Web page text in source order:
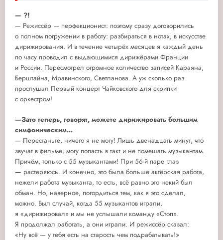
— ?!
— Режиссёр — перфекционист: поэтому сразу договорились
о полном погружении в работу: разбираться в нотах, в искусстве
дирижирования. И в течение четырёх месяцев я каждый день
по часу проводил с выдающимися дирижёрами Франции
и России. Пересмотрел огромное количество записей Караяна,
Берштайна, Мравинского, Светланова. А уж сколько раз
прослушал Первый концерт Чайковского для скрипки
с оркестром!
—Зато теперь, говорят, можете дирижировать большим
симфоническим...
— Перестаньте, ничего я не могу! Лишь двенадцать минут, что
звучат в фильме, могу попасть в такт и не помешать музыкантам.
Причём, только с 55 музыкантами! При 56-й паре глаз
— растеряюсь. И конечно, это была больше актёрская работа,
нежели работа музыканта, то есть, всё равно это некий был
обман. Но, наверное, погордиться тем, как я это сделал,
можно. Был случай, когда 55 музыкантов играли,
я «дирижировал» и мы не услышали команду «Стоп».
Я продолжал работать, а они играли. И режиссёр сказал:
«Ну всё — у тебя есть на старость чем подрабатывать!»